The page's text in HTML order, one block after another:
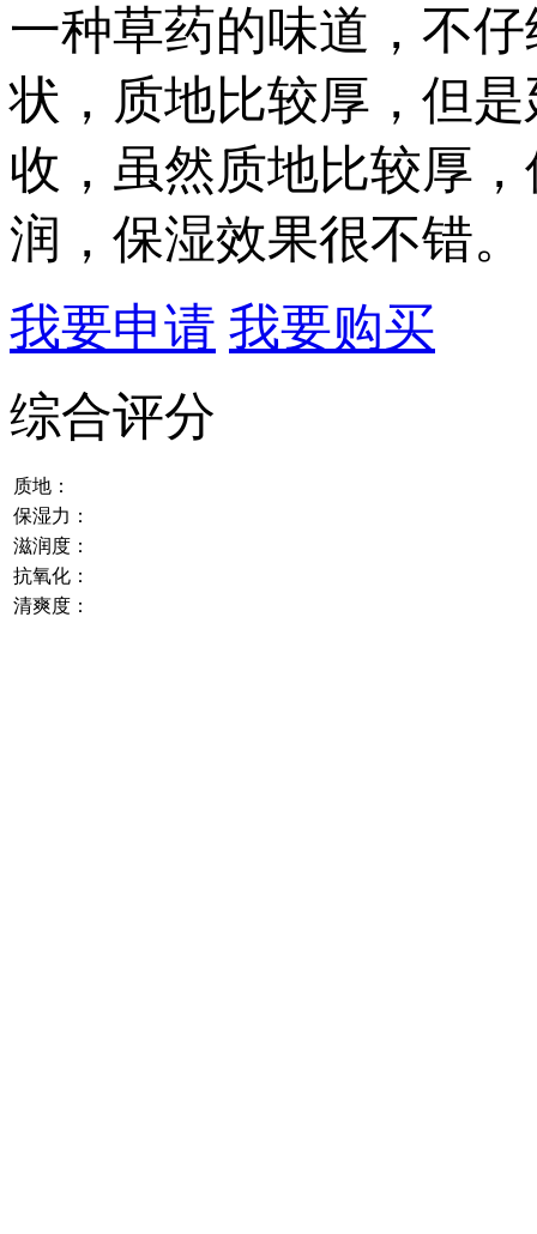
一种草药的味道，不
状，质地比较厚，但
收，虽然质地比较厚
润，保湿效果很不错。
我要申请 我要购买
综合评分
质地：
保湿力：
滋润度：
抗氧化：
清爽度：